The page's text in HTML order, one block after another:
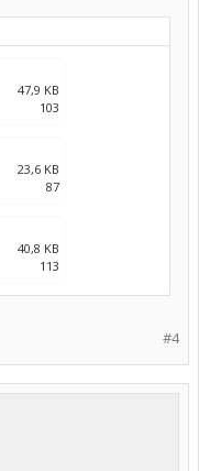
47,9 KB
103
23,6 KB
87
40,8 KB
113
#4